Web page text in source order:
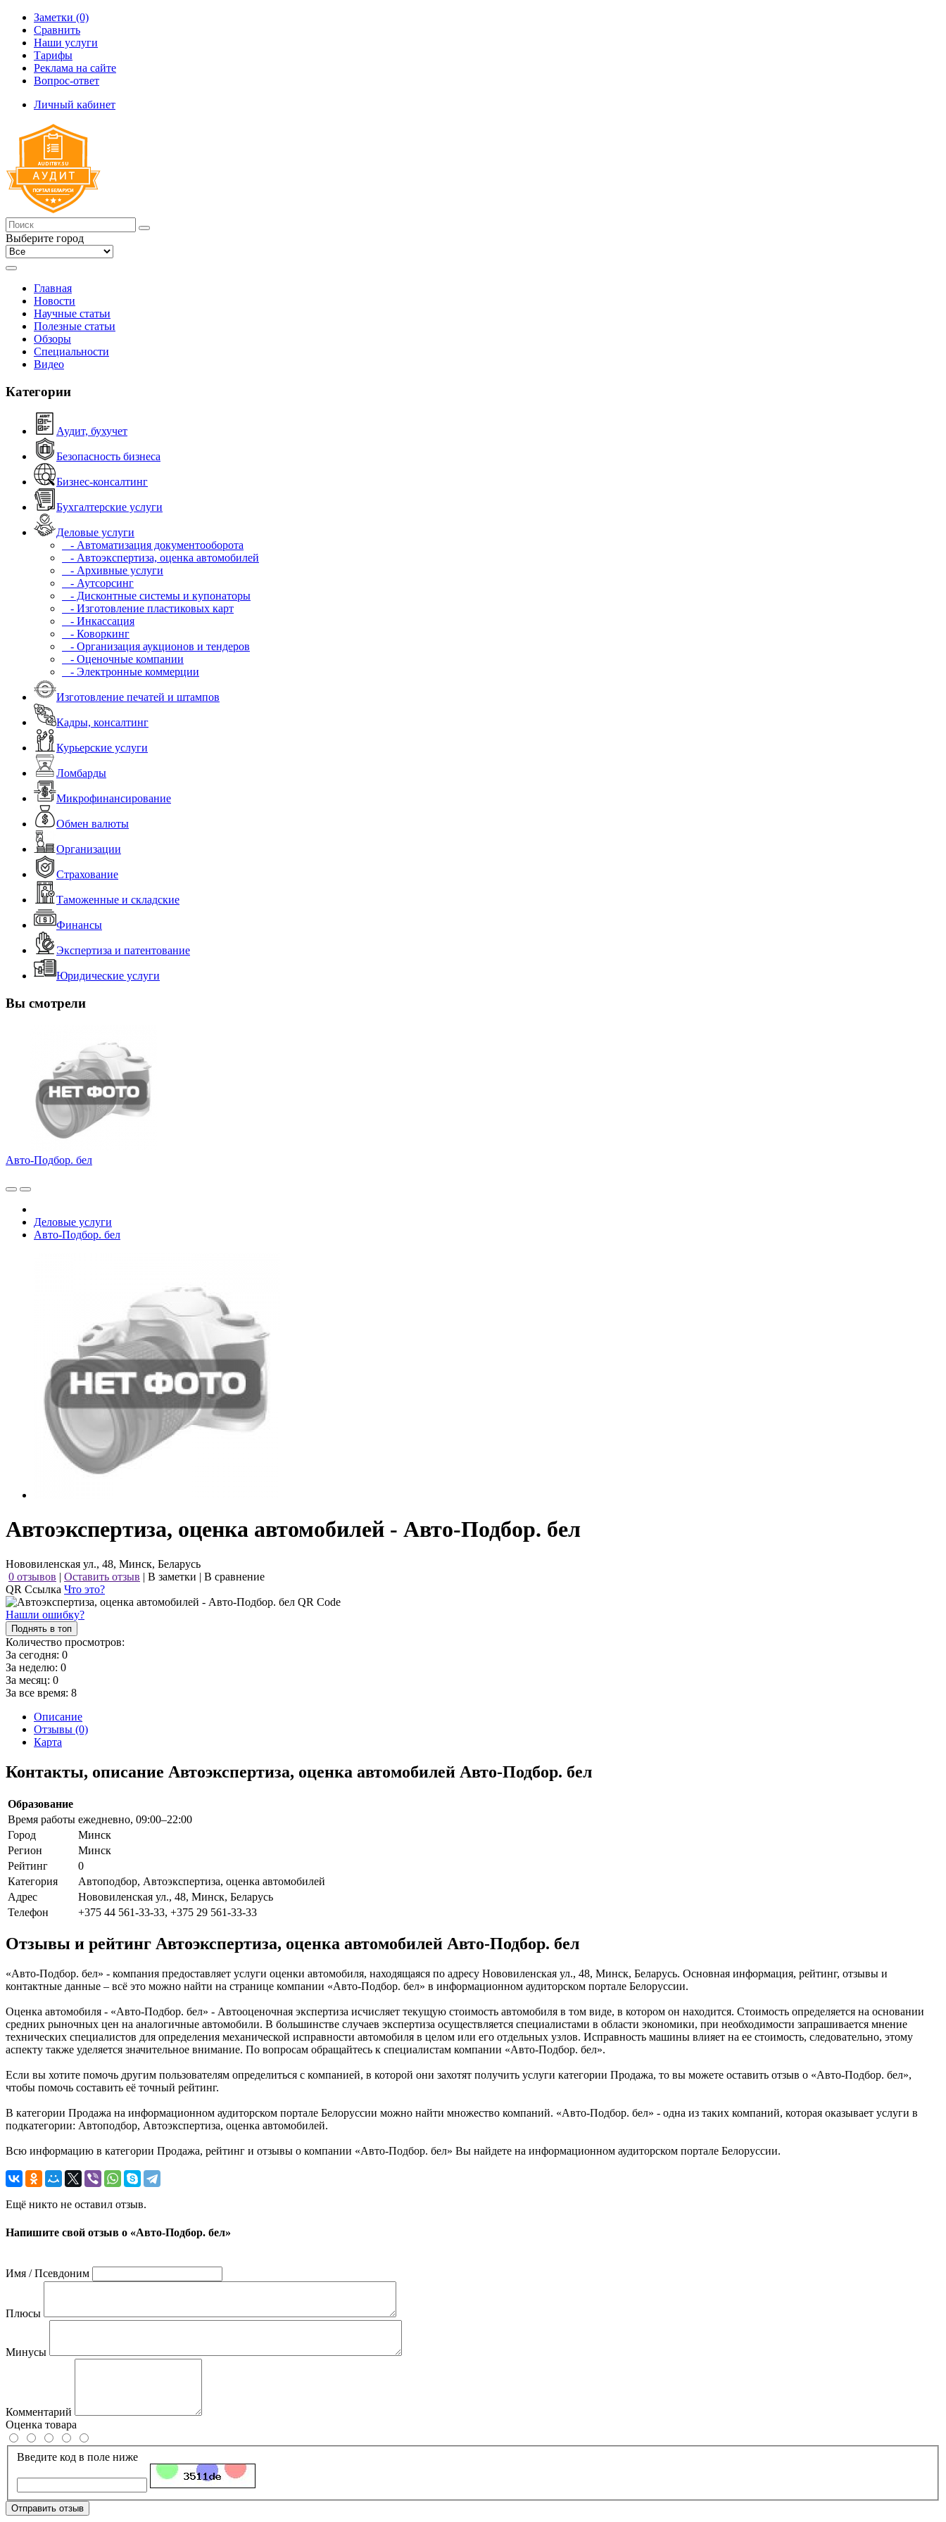
Заметки (0)
Сравнить
Наши услуги
Тарифы
Реклама на сайте
Вопрос-ответ
Личный кабинет
Выберите город
Главная
Новости
Научные статьи
Полезные статьи
Обзоры
Специальности
Видео
Категории
Аудит, бухучет
Безопасность бизнеса
Бизнес-консалтинг
Бухгалтерские услуги
Деловые услуги
- Автоматизация документооборота
- Автоэкспертиза, оценка автомобилей
- Архивные услуги
- Аутсорсинг
- Дисконтные системы и купонаторы
- Изготовление пластиковых карт
- Инкассация
- Коворкинг
- Организация аукционов и тендеров
- Оценочные компании
- Электронные коммерции
Изготовление печатей и штампов
Кадры, консалтинг
Курьерские услуги
Ломбарды
Микрофинансирование
Обмен валюты
Организации
Страхование
Таможенные и складские
Финансы
Экспертиза и патентование
Юридические услуги
Вы смотрели
Авто-Подбор. бел
Деловые услуги
Авто-Подбор. бел
Автоэкспертиза, оценка автомобилей - Авто-Подбор. бел
Нововиленская ул., 48, Минск, Беларусь
0 отзывов | Оставить отзыв | В заметки | В сравнение
QR Ссылка Что это?
Нашли ошибку?
Поднять в топ
Количество просмотров:
За сегодня: 0
За неделю: 0
За месяц: 0
За все время: 8
Описание
Отзывы (0)
Карта
Контакты, описание Автоэкспертиза, оценка автомобилей Авто-Подбор. бел
Образование
Время работы ежедневно, 09:00–22:00
Город
Минск
Регион
Минск
Рейтинг
0
Категория
Автоподбор, Автоэкспертиза, оценка автомобилей
Адрес
Нововиленская ул., 48, Минск, Беларусь
Телефон
+375 44 561-33-33, +375 29 561-33-33
Отзывы и рейтинг Автоэкспертиза, оценка автомобилей Авто-Подбор. бел
«Авто-Подбор. бел» - компания предоставляет услуги оценки автомобиля, находящаяся по адресу Нововиленская ул., 48, Минск, Беларусь. Основная информация, рейтинг, отзывы и
контактные данные – всё это можно найти на странице компании «Авто-Подбор. бел» в информационном аудиторском портале Белоруссии.
Оценка автомобиля - «Авто-Подбор. бел» - Автооценочная экспертиза исчисляет текущую стоимость автомобиля в том виде, в котором он находится. Стоимость определяется на основании
средних рыночных цен на аналогичные автомобили. В большинстве случаев экспертиза осуществляется специалистами в области экономики, при необходимости запрашивается мнение
технических специалистов для определения механической исправности автомобиля в целом или его отдельных узлов. Исправность машины влияет на ее стоимость, следовательно, этому
аспекту также уделяется значительное внимание. По вопросам обращайтесь к специалистам компании «Авто-Подбор. бел».
Если вы хотите помочь другим пользователям определиться с компанией, в которой они захотят получить услуги категории Продажа, то вы можете оставить отзыв о «Авто-Подбор. бел»,
чтобы помочь составить её точный рейтинг.
В категории Продажа на информационном аудиторском портале Белоруссии можно найти множество компаний. «Авто-Подбор. бел» - одна из таких компаний, которая оказывает услуги в
подкатегории: Автоподбор, Автоэкспертиза, оценка автомобилей.
Всю информацию в категории Продажа, рейтинг и отзывы о компании «Авто-Подбор. бел» Вы найдете на информационном аудиторском портале Белоруссии.
Ещё никто не оставил отзыв.
Напишите свой отзыв о «Авто-Подбор. бел»
Имя / Псевдоним
Плюсы
Минусы
Комментарий
Оценка товара
Введите код в поле ниже
Отправить отзыв